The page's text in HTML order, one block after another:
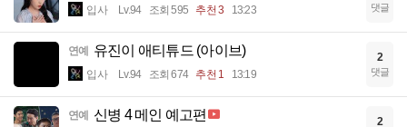
입사 Lv.94 조회 595 추천 3 13:23 댓글
연예 유진이 애티튜드 (아이브)
입사 Lv.94 조회 674 추천 1 13:19
2
댓글
연예 신병 4 메인 예고편 2